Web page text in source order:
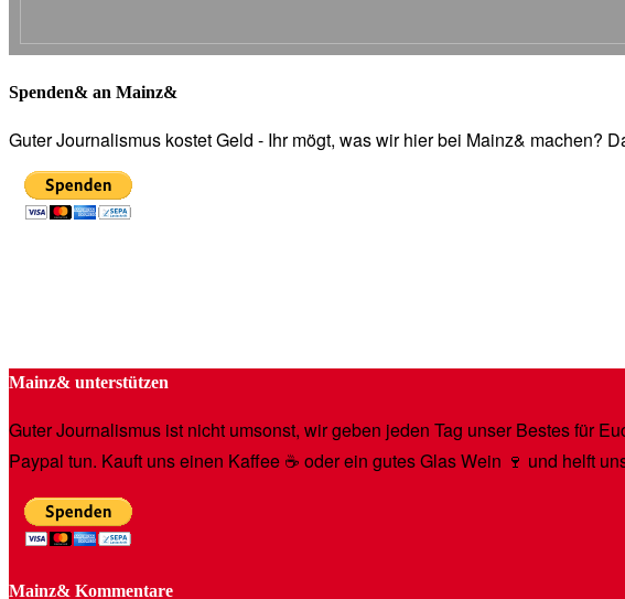
Spenden& an Mainz&
Guter Journalismus kostet Geld - Ihr mögt, was wir hier bei Mainz& machen?
Mainz& unterstützen
Guter Journalismus ist nicht umsonst, wir geben jeden Tag unser Bestes für
Paypal tun. Kauft uns einen Kaffee ☕️ oder ein gutes Glas Wein 🍷 und helft
Mainz& Kommentare